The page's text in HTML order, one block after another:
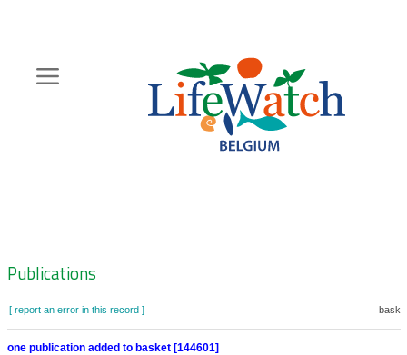
content
Zoeknavigatie
Publications
[ report an error in this record ]
one publication added to basket [144601]